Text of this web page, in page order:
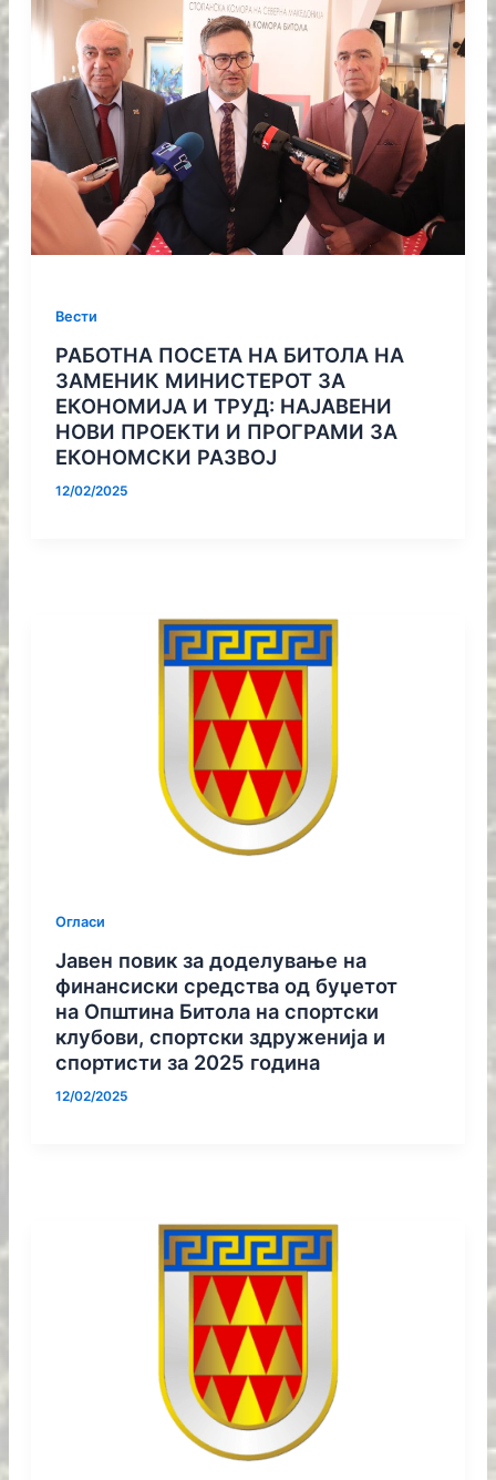
Вести
РАБОТНА ПОСЕТА НА БИТОЛА НА
ЗАМЕНИК МИНИСТЕРОТ ЗА
ЕКОНОМИЈА И ТРУД: НАЈАВЕНИ
НОВИ ПРОЕКТИ И ПРОГРАМИ ЗА
ЕКОНОМСКИ РАЗВОЈ
12/02/2025
Огласи
Јавен повик за доделување на
финансиски средства од буџетот
на Општина Битола на спортски
клубови, спортски здруженија и
спортисти за 2025 година
12/02/2025